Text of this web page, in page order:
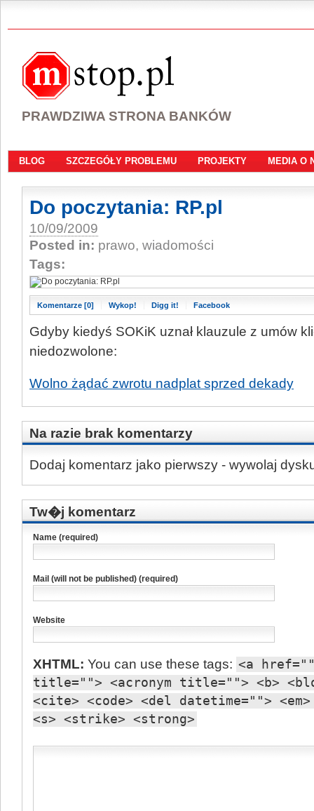
PRAWDZIWA STRONA BANKÓW
BLOG SZCZEGÓŁY PROBLEMU PROJEKTY MEDIA O
Do poczytania: RP.pl
10/09/2009
Posted in: prawo, wiadomości
Tags:
Komentarze [0] Wykop! Digg it! Facebook
Gdyby kiedyś SOKiK uznał klauzule z umów
niedozwolone:
Wolno żądać zwrotu nadplat sprzed dekady
Na razie brak komentarzy
Dodaj komentarz jako pierwszy - wywolaj
Tw�j komentarz
Name (required)
Mail (will not be published) (required)
Website
XHTML: You can use these tags: <a
title=""> <acronym title=""> <b>
<cite> <code> <del datetime="">
<s> <strike> <strong>